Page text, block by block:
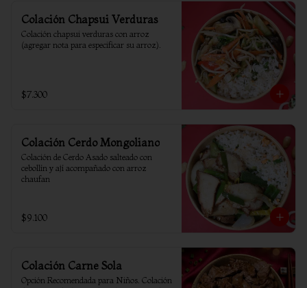
Colación Chapsui Verduras
Colación chapsui verduras con arroz
(agregar nota para especificar su arroz).
$7.300
Colación Cerdo Mongoliano
Colación de Cerdo Asado salteado con
cebollín y ají acompañado con arroz
chaufan
$9.100
Colación Carne Sola
Opción Recomendada para Niños. Colación